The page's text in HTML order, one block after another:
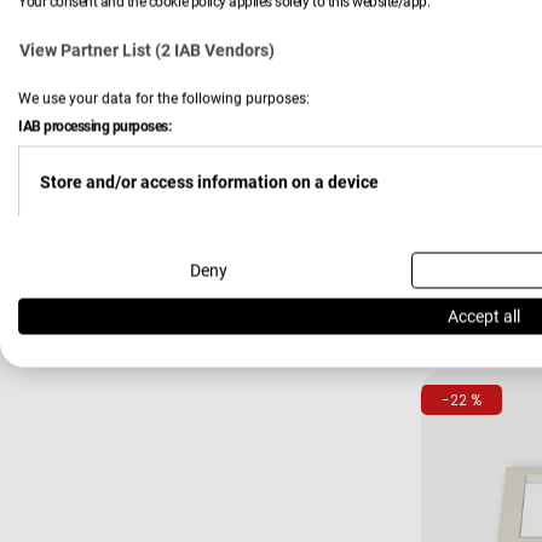
View Partner List (2 IAB Vendors)
We use your data for the following purposes:
IAB processing purposes:
Store and/or access information on a device
Use limited data to select advertising
Deny
Accept all
149,00
Preis
-22 %